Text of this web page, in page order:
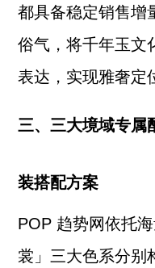
都具备稳定销售增
俗气，将千年玉文
表达，实现雅奢定
三、三大境域专属
装搭配方案
POP 趋势网依托
裳」三大色系分别